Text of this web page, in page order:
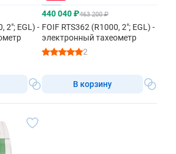
2"; EGL) -
440 040 ₽463 200 ₽
FOIF RTS362 (R1000, 2"; EGL) -
электронный тахеометр
2
В корзину